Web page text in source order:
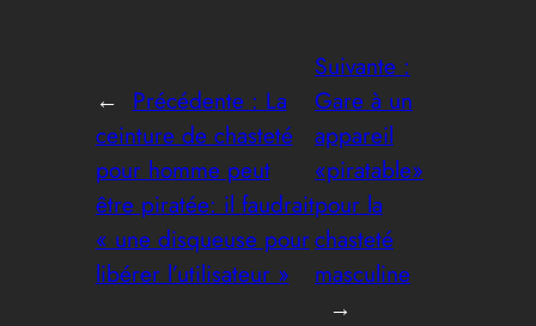
← Précédente : La
ceinture de chasteté
pour homme peut
être piratée: il faudrait
« une disqueuse pour
libérer l’utilisateur »
Suivante :
Gare à un
appareil
«piratable»
pour la
chasteté
masculine
→